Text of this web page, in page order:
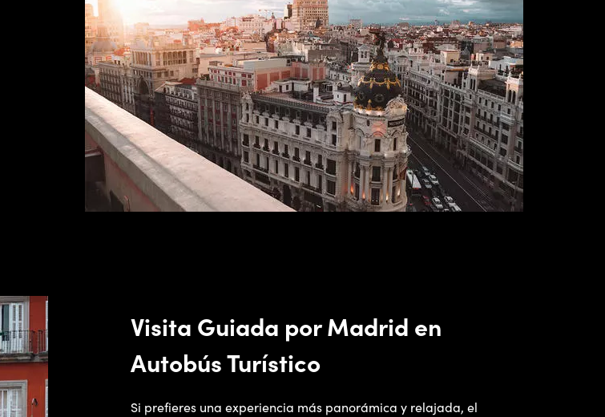
Visita Guiada por Madrid en
Autobús Turístico
Si prefieres una experiencia más panorámica y relajada, el